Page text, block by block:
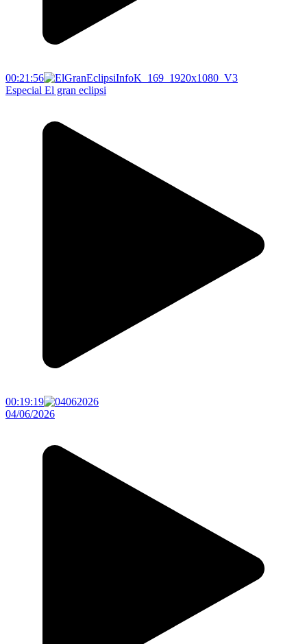
00:21:56
Especial El gran eclipsi
00:19:19
04/06/2026